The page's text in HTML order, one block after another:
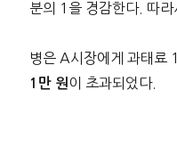
분의 1을 경감한다. 따
병은 A시장에게 과태료
1만 원 이 초과되었다.